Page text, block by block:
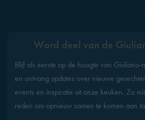
Word deel van de
Blijf als eerste op de hoogte van Giuliano-
en ontvang updates over nieuwe
events en inspiratie uit onze keuken. Zo
reden om opnieuw samen te komen aan